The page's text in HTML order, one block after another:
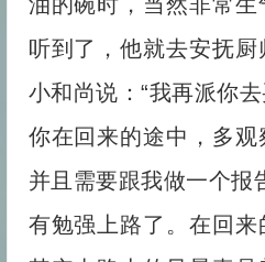
听到了，他就去安抚
小和尚说：“我再派你
你在回来的途中，多观
并且需要跟我做一个报
有勉强上路了。在回